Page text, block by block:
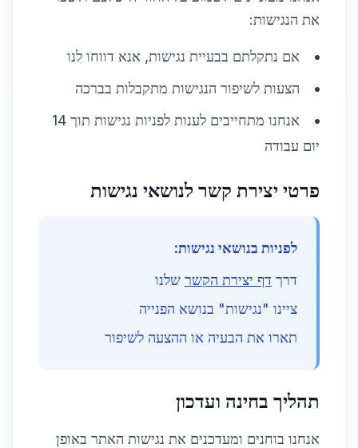
את הנגישות:
אם נתקלתם בבעיית נגישות, אנא דווחו לנו
הצעות לשיפור הנגישות מתקבלות בברכה
אנחנו מתחייבים לענות לפניות נגישות תוך 14
יום עבודה
פרטי יצירת קשר לנושאי נגישות
לפניות בנושאי נגישות:
דרך דף יצירת הקשר שלנו
ציינו "נגישות" בנושא הפנייה
תארו את הבעיה או ההצעה לשיפור
תהליך בחינה ועדכון
אנחנו בוחנים ומעדכנים את נגישות האתר באופן